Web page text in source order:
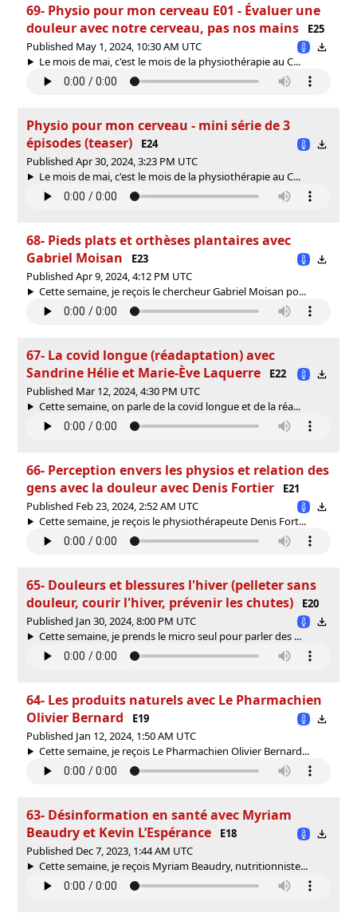
69- Physio pour mon cerveau E01 - Évaluer une
douleur avec notre cerveau, pas nos mains
E25
Published May 1, 2024, 10:30 AM UTC
Le mois de mai, c'est le mois de la physiothérapie au C...
Physio pour mon cerveau - mini série de 3
épisodes (teaser)
E24
Published Apr 30, 2024, 3:23 PM UTC
Le mois de mai, c'est le mois de la physiothérapie au C...
68- Pieds plats et orthèses plantaires avec
Gabriel Moisan
E23
Published Apr 9, 2024, 4:12 PM UTC
Cette semaine, je reçois le chercheur Gabriel Moisan po...
67- La covid longue (réadaptation) avec
Sandrine Hélie et Marie-Ève Laquerre
E22
Published Mar 12, 2024, 4:30 PM UTC
Cette semaine, on parle de la covid longue et de la réa...
66- Perception envers les physios et relation des
gens avec la douleur avec Denis Fortier
E21
Published Feb 23, 2024, 2:52 AM UTC
Cette semaine, je reçois le physiothérapeute Denis Fort...
65- Douleurs et blessures l'hiver (pelleter sans
douleur, courir l'hiver, prévenir les chutes)
E20
Published Jan 30, 2024, 8:00 PM UTC
Cette semaine, je prends le micro seul pour parler des ...
64- Les produits naturels avec Le Pharmachien
Olivier Bernard
E19
Published Jan 12, 2024, 1:50 AM UTC
Cette semaine, je reçois Le Pharmachien Olivier Bernard...
63- Désinformation en santé avec Myriam
Beaudry et Kevin L’Espérance
E18
Published Dec 7, 2023, 1:44 AM UTC
Cette semaine, je reçois Myriam Beaudry, nutritionniste...